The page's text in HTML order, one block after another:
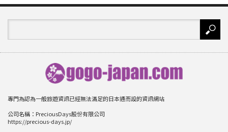
專門為認為一般旅遊資訊已經無法滿足的日本通而設的資訊網站
公司名稱：PreciousDays股份有限公司
https://precious-days.jp/